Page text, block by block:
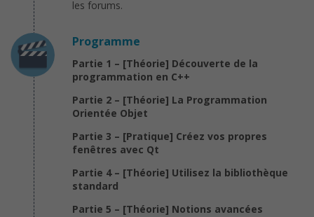
les forums.
Programme
Partie 1 – [Théorie] Découverte de la
programmation en C++
Partie 2 – [Théorie] La Programmation
Orientée Objet
Partie 3 – [Pratique] Créez vos propres
fenêtres avec Qt
Partie 4 – [Théorie] Utilisez la bibliothèque
standard
Partie 5 – [Théorie] Notions avancées